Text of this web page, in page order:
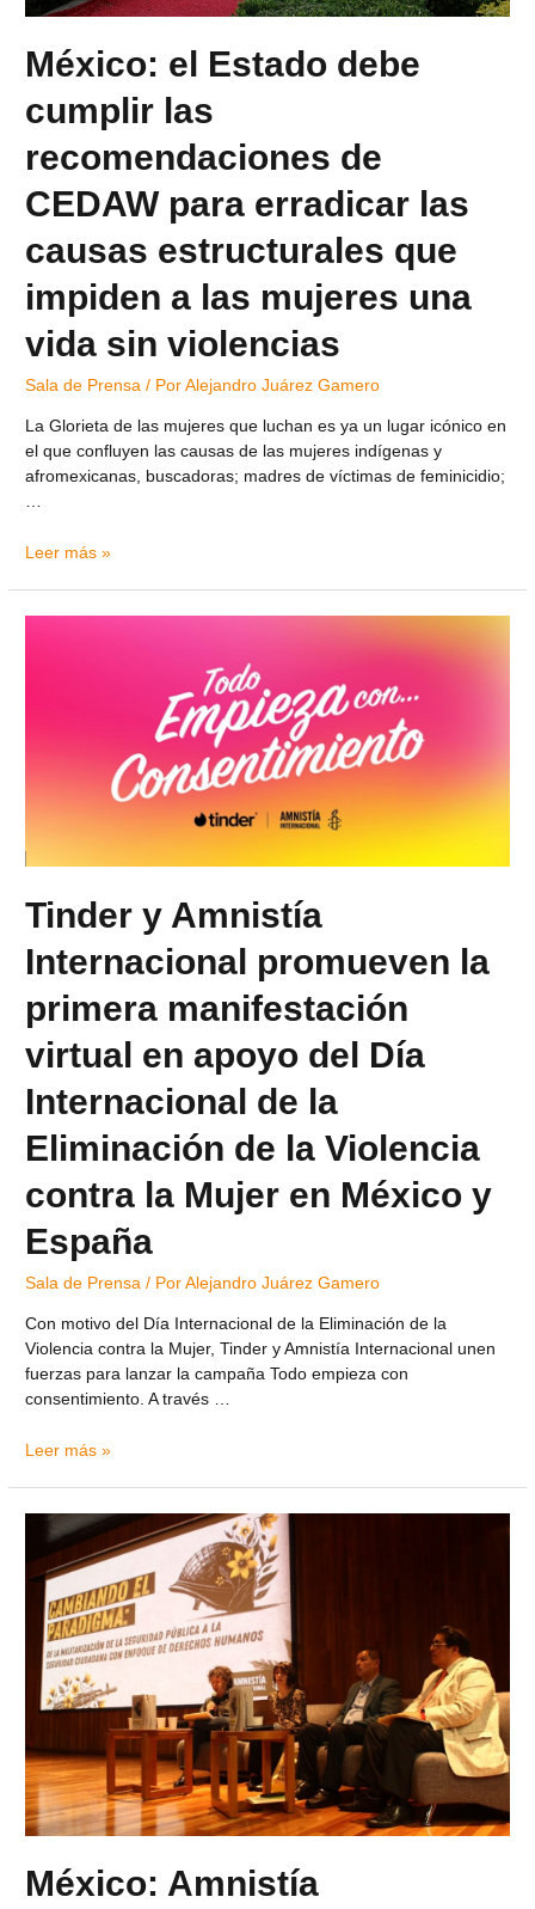
México: el Estado debe
cumplir las
recomendaciones de
CEDAW para erradicar las
causas estructurales que
impiden a las mujeres una
vida sin violencias
Sala de Prensa / PorAlejandro Juárez Gamero
La Glorieta de las mujeres que luchan es ya un lugar icónico en
el que confluyen las causas de las mujeres indígenas y
afromexicanas, buscadoras; madres de víctimas de feminicidio;
Leer más »
Tinder y Amnistía
Internacional promueven la
primera manifestación
virtual en apoyo del Día
Internacional de la
Eliminación de la Violencia
contra la Mujer en México y
España
Sala de Prensa / PorAlejandro Juárez Gamero
Con motivo del Día Internacional de la Eliminación de la
Violencia contra la Mujer, Tinder y Amnistía Internacional unen
fuerzas para lanzar la campaña Todo empieza con
consentimiento. A través …
Leer más »
México: Amnistía